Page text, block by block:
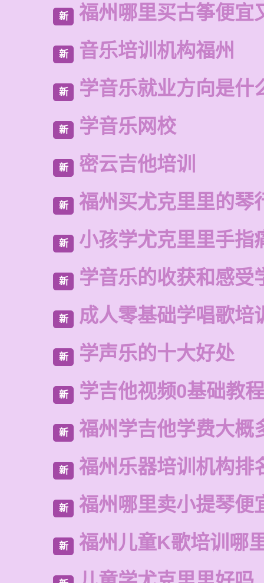
新 福州哪里买古筝便宜
新 音乐培训机构福州
新 学音乐就业方向是什
新 学音乐网校
新 密云吉他培训
新 福州买尤克里里的琴
新 小孩学尤克里里手指
新 学音乐的收获和感受
新 成人零基础学唱歌培
新 学声乐的十大好处
新 学吉他视频0基础教
新 福州学吉他学费大概
新 福州乐器培训机构排
新 福州哪里卖小提琴便
新 福州儿童K歌培训哪